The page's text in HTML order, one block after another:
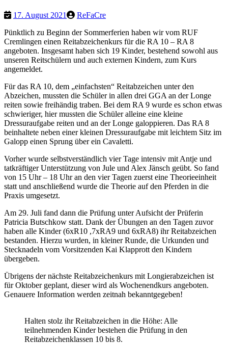
17. August 2021
ReFaCre
Pünktlich zu Beginn der Sommerferien haben wir vom RUF
Cremlingen einen Reitabzeichenkurs für die RA 10 – RA 8
angeboten. Insgesamt haben sich 19 Kinder, bestehend sowohl aus
unseren Reitschülern und auch externen Kindern, zum Kurs
angemeldet.
Für das RA 10, dem „einfachsten“ Reitabzeichen unter den
Abzeichen, mussten die Schüler in allen drei GGA an der Longe
reiten sowie freihändig traben. Bei dem RA 9 wurde es schon etwas
schwieriger, hier mussten die Schüler alleine eine kleine
Dressuraufgabe reiten und an der Longe galoppieren. Das RA 8
beinhaltete neben einer kleinen Dressuraufgabe mit leichtem Sitz im
Galopp einen Sprung über ein Cavaletti.
Vorher wurde selbstverständlich vier Tage intensiv mit Antje und
tatkräftiger Unterstützung von Jule und Alex Jänsch geübt. So fand
von 15 Uhr – 18 Uhr an den vier Tagen zuerst eine Theorieeinheit
statt und anschließend wurde die Theorie auf den Pferden in die
Praxis umgesetzt.
Am 29. Juli fand dann die Prüfung unter Aufsicht der Prüferin
Patricia Butschkow statt. Dank der Übungen an den Tagen zuvor
haben alle Kinder (6xR10 ,7xRA9 und 6xRA8) ihr Reitabzeichen
bestanden. Hierzu wurden, in kleiner Runde, die Urkunden und
Stecknadeln vom Vorsitzenden Kai Klapprott den Kindern
übergeben.
Übrigens der nächste Reitabzeichenkurs mit Longierabzeichen ist
für Oktober geplant, dieser wird als Wochenendkurs angeboten.
Genauere Information werden zeitnah bekanntgegeben!
Halten stolz ihr Reitabzeichen in die Höhe: Alle
teilnehmenden Kinder bestehen die Prüfung in den
Reitabzeichenklassen 10 bis 8.